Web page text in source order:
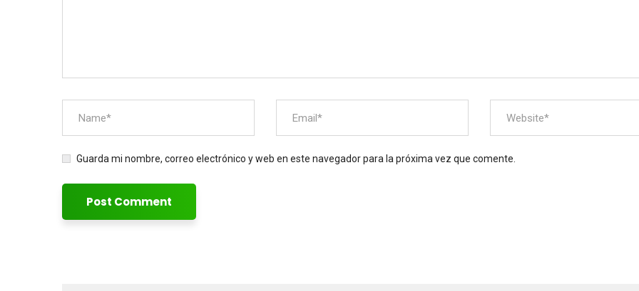
Guarda mi nombre, correo electrónico y web en este navegador para la próxima vez que comente.